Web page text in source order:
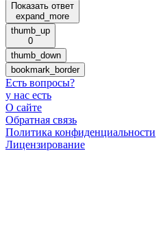
Показать ответ
expand_more
thumb_up
0
thumb_down
bookmark_border
Есть вопросы?
у нас есть
О сайте
Обратная связь
Политика конфиденциальности
Лицензирование